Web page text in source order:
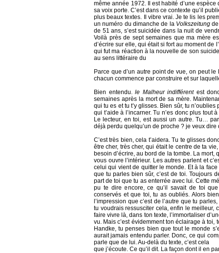
même année 1972. Il est habité d’une
sa voix porte. C’est dans ce contexte qu’il
plus beaux textes. Il vibre vrai. Je te lis les
un numéro du dimanche de laVolkszeitungde
de 51 ans, s’est suicidée dans la nuit de
Voilà près de sept semaines que ma mère
d’écrire sur elle, qui était si fort au moment de
qui fut ma réaction à la nouvelle de son
au sens littéraire du
Parce que d’un autre point de vue, on peut
chacun commence par construire et sur
Bien entendu.le Malheur indifférentest
semaines après la mort de sa mère.
qui tu es et tu t’y glisses. Bien sûr, tu
qui t’aide à l’incarner. Tu n’es donc plus tout
Le lecteur, en toi, est aussi un autre. Tu…
déjà perdu quelqu’un de proche ? je veux dire
C’est très bien, cela t’aidera. Tu te glisses
être cher, très cher, qui était le centre de ta
besoin d’écrire, au bord de la tombe. La
vous ouvre l’intérieur. Les autres parlent et
celui qui vient de quitter le monde. Et à la
que tu parles bien sûr, c’est de toi. Toujours
part de toi que tu as enterrée avec lui. Cette
pu te dire encore, ce qu’il savait de toi
conservés et que toi, tu as oubliés. Alors
l’impression que c’est de l’autre que tu
tu voudrais ressusciter cela, enfin le meilleur,
faire vivre là, dans ton texte, l’immortaliser
vu. Mais c’est évidemment ton éclairage à toi,
Handke, tu penses bien que tout le monde
aurait jamais entendu parler. Donc, ce qui
parle que de lui. Au-delà du texte, c’est cela
que j’écoute. Ce qu’il dit. La façon dont il en